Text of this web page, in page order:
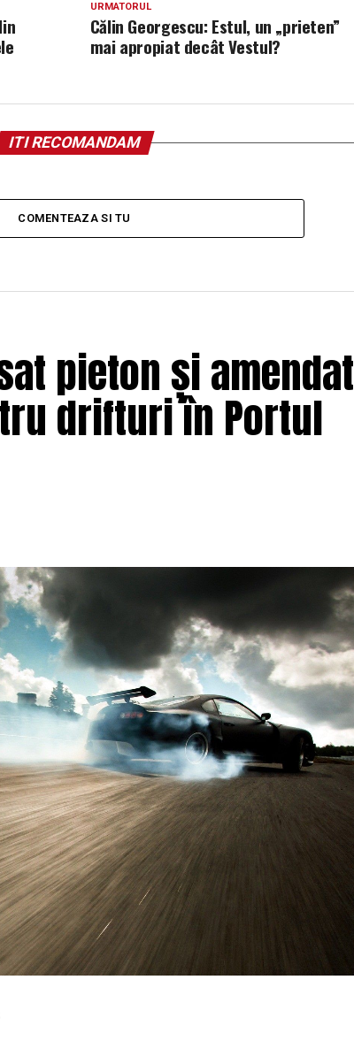
URMATORUL
Călin Georgescu: Estul, un „prieten”
mai apropiat decât Vestul?
ITI RECOMANDAM
COMENTEAZA SI TU
pieton și amendat
drifturi în Portul